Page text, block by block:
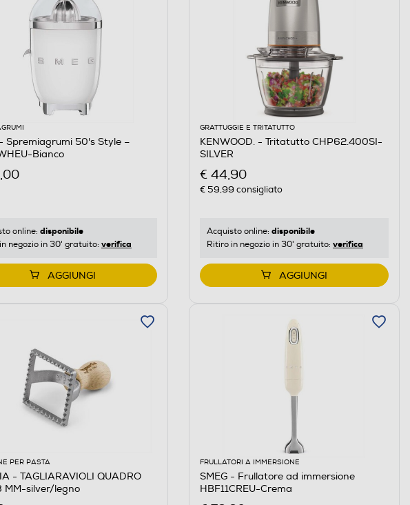
Spremiagrumi 50's Style –
Bianco
online: disponibile
negozio in 30' gratuito: verifica
AGGIUNGI
GRATTUGGIE E TRITATUTTO
KENWOOD. - Tritatutto CHP62.400SI-
SILVER
€ 44,90
€ 59,99 consigliato
Acquisto online: disponibile
Ritiro in negozio in 30' gratuito: verifica
AGGIUNGI
PER PASTA
TAGLIARAVIOLI QUADRO
MM-silver/legno
FRULLATORI A IMMERSIONE
SMEG - Frullatore ad immersione
HBF11CREU-Crema